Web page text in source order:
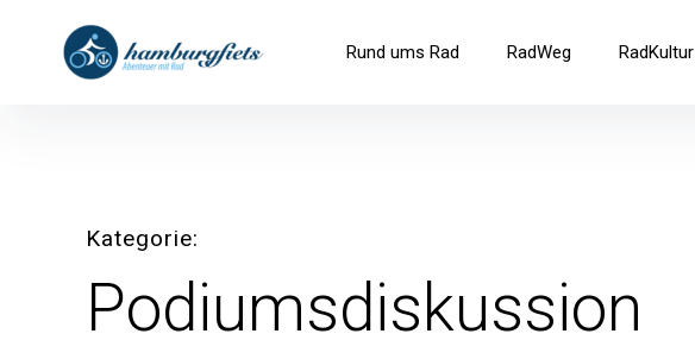
überspringenhamburgfiets – Abenteuer mit Rad
Rund ums Rad RadWeg RadKultur
Kategorie
Podiumsdiskussion